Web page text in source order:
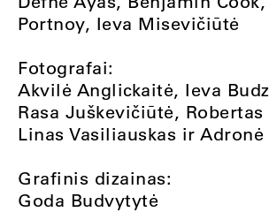
Portnoy, Ieva Misevičiūtė
Fotografai:
Akvilė Anglickaitė, Ieva
Rasa Juškevičiūtė, Robertas
Linas Vasiliauskas ir Adronė
Grafinis dizainas:
Goda Budvytytė